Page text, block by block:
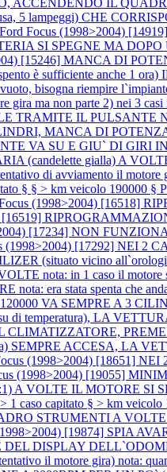
5 lampeggi) CHE
Focus (1998>2004)
SI SPEGNE MA
[15246] MANCA DI
è sufficiente anche 1
bisogna riempire
ma non parte 2) nei 3 casi
TRAMITE IL PULSANTE
MANCA DI
VA SU E GIU` DI
(candelette gialla) A
di avviamento il motore
§ § > km veicolo 190000 §
Focus (1998>2004) [16518]
[16519]
[17234] NON
(1998>2004) [17292] NEI 2
(situato vicino
nota: in 1 caso il motore
era stata spenta che
VA SEMPRE A 3
temperatura), LA
CLIMATIZZATORE,
SEMPRE ACCESA, LA
(1998>2004) [18651]
(1998>2004) [19055]
A VOLTE IL MOTORE SI
1 caso capitato § > km veicolo
STRUMENTI A
[19874] SPIA
DISPLAY
il motore gira) nota: